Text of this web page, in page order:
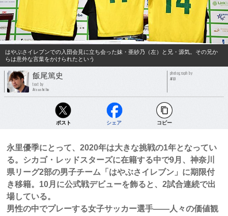
はやぶさイレブンでの入団会見に立ち会った妹・亜紗乃（左）と兄・源気。その兄か
らは意外な言葉をかけられたという
飯尾篤史
text by
Atsushi Iio
photograph by
AFLO
ポスト シェア コピー
永里優季にとって、2020年は大きな挑戦の1年となってい
る。シカゴ・レッドスターズに在籍する中で9月、神奈川
県リーグ2部の男子チーム「はやぶさイレブン」に期限付
き移籍。10月に公式戦デビューを飾ると、2試合連続で出
場している。
男性の中でプレーする女子サッカー選手――人々の価値観